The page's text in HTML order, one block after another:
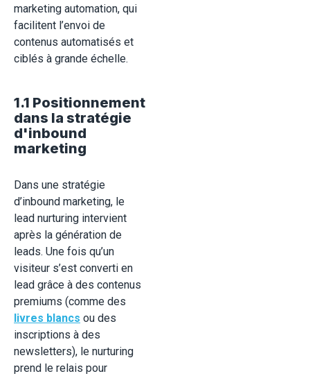
marketing automation, qui
facilitent l’envoi de
contenus automatisés et
ciblés à grande échelle.
1.1 Positionnement
dans la stratégie
d'inbound
marketing
Dans une stratégie
d’inbound marketing, le
lead nurturing intervient
après la génération de
leads. Une fois qu’un
visiteur s’est converti en
lead grâce à des contenus
premiums (comme des
livres blancs ou des
inscriptions à des
newsletters), le nurturing
prend le relais pour